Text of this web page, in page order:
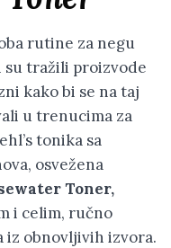
rutine za negu
su tražili proizvode
kako bi se na taj
u trenucima za
tonika sa
osvežena
Toner,
i celim, ručno
obnovljivih izvora.